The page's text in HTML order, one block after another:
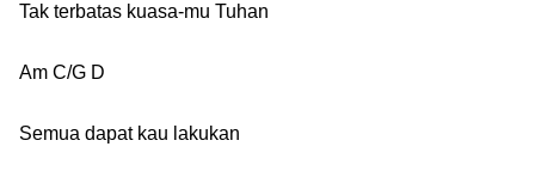
Tak terbatas kuasa-mu Tuhan
Am C/G D
Semua dapat kau lakukan